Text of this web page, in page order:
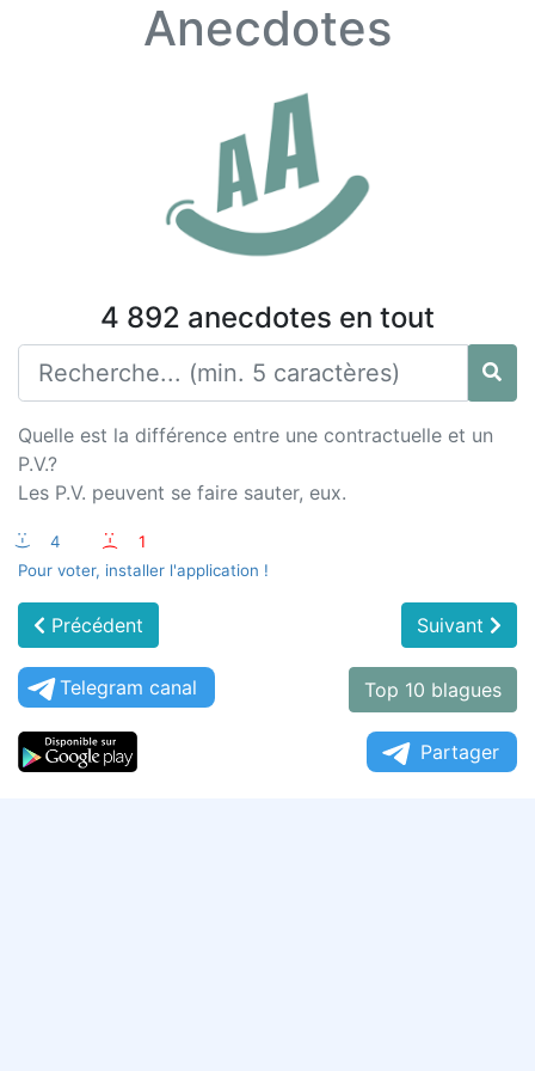
Anecdotes
4 892 anecdotes en tout
Quelle est la différence entre une contractuelle et un
P.V.?
Les P.V. peuvent se faire sauter, eux.
:-) 4 :-(
1
Pour voter, installer l'application !
Précédent Suivant
Telegram canal Top 10 blagues
Partager